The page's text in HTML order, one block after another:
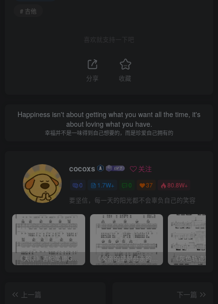
# 吉他
喜欢就支持一下吧
分享 收藏
Happiness isn't about getting what you want all the time, it's
about loving what you have.
幸福并不是一味得到自己想要的，而是珍爱自己拥有的
cocoxs 关注
0 1.7W+ 0 37 80.8W+
要坚信，每一天的阳光都不会辜负自己的笑容
《天际》吉他简谱G调弹唱谱（姜玉阳） 《父亲的草原母亲的河》吉他简谱C调弹唱谱（腾格尔）
上一篇
下一篇